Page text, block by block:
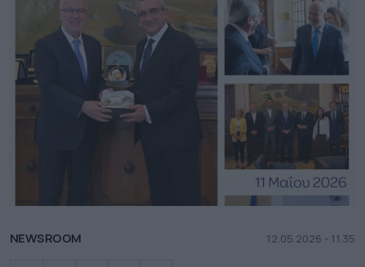
NEWSROOM 12.05.2026 - 11.35